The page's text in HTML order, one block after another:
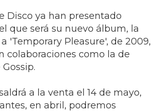
Disco ya han presentado
que será su nuevo álbum, la
'Temporary Pleasure', de 2009,
colaboraciones como la de
Gossip.
a la venta el 14 de mayo,
en abril, podremos